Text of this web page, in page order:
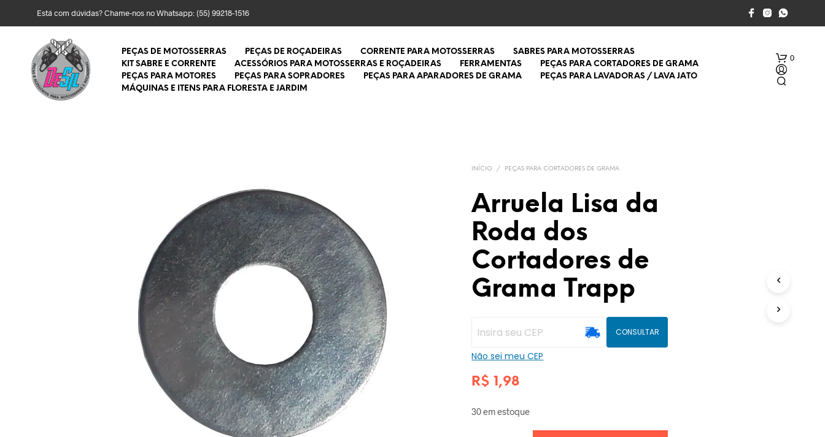
Está com dúvidas? Chame-nos no Whatsapp: (55) 99218-1516
PEÇAS DE MOTOSSERRAS PEÇAS DE ROÇADEIRAS CORRENTE PARA MOTOSSERRAS
SABRES PARA MOTOSSERRAS
KIT SABRE E CORRENTE
ACESSÓRIOS PARA MOTOSSERRAS E ROÇADEIRAS FERRAMENTAS
PEÇAS PARA CORTADORES DE GRAMA
PEÇAS PARA MOTORES
PEÇAS PARA SOPRADORES PEÇAS PARA APARADORES DE GRAMA
PEÇAS PARA LAVADORAS / LAVA JATO
MÁQUINAS E ITENS PARA FLORESTA E JARDIM
0
INÍCIO / PEÇAS PARA CORTADORES DE GRAMA
Arruela Lisa da
Roda dos
Cortadores de
Grama Trapp
CONSULTAR
Não sei meu CEP
R$ 1,98
30 em estoque